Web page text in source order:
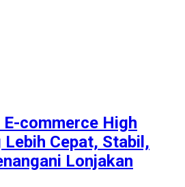
commerce High
Cepat, Stabil,
Lonjakan